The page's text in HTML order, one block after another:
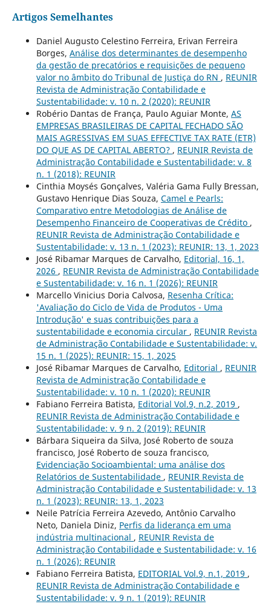
Artigos Semelhantes
Daniel Augusto Celestino Ferreira, Erivan Ferreira
Borges, Análise dos determinantes de desempenho
da gestão de precatórios e requisições de pequeno
valor no âmbito do Tribunal de Justiça do RN , REUNIR
Revista de Administração Contabilidade e
Sustentabilidade: v. 10 n. 2 (2020): REUNIR
Robério Dantas de França, Paulo Aguiar Monte, AS
EMPRESAS BRASILEIRAS DE CAPITAL FECHADO SÃO
MAIS AGRESSIVAS EM SUAS EFFECTIVE TAX RATE (ETR)
DO QUE AS DE CAPITAL ABERTO? , REUNIR Revista de
Administração Contabilidade e Sustentabilidade: v. 8
n. 1 (2018): REUNIR
Cinthia Moysés Gonçalves, Valéria Gama Fully Bressan,
Gustavo Henrique Dias Souza, Camel e Pearls:
Comparativo entre Metodologias de Análise de
Desempenho Financeiro de Cooperativas de Crédito ,
REUNIR Revista de Administração Contabilidade e
Sustentabilidade: v. 13 n. 1 (2023): REUNIR: 13, 1, 2023
José Ribamar Marques de Carvalho, Editorial, 16, 1,
2026 , REUNIR Revista de Administração Contabilidade
e Sustentabilidade: v. 16 n. 1 (2026): REUNIR
Marcello Vinicius Doria Calvosa, Resenha Crítica:
'Avaliação do Ciclo de Vida de Produtos - Uma
Introdução' e suas contribuições para a
sustentabilidade e economia circular , REUNIR Revista
de Administração Contabilidade e Sustentabilidade: v.
15 n. 1 (2025): REUNIR: 15, 1, 2025
José Ribamar Marques de Carvalho, Editorial , REUNIR
Revista de Administração Contabilidade e
Sustentabilidade: v. 10 n. 1 (2020): REUNIR
Fabiano Ferreira Batista, Editorial Vol.9, n.2, 2019 ,
REUNIR Revista de Administração Contabilidade e
Sustentabilidade: v. 9 n. 2 (2019): REUNIR
Bárbara Siqueira da Silva, José Roberto de souza
francisco, José Roberto de souza francisco,
Evidenciação Socioambiental: uma análise dos
Relatórios de Sustentabilidade , REUNIR Revista de
Administração Contabilidade e Sustentabilidade: v. 13
n. 1 (2023): REUNIR: 13, 1, 2023
Neile Patrícia Ferreira Azevedo, Antônio Carvalho
Neto, Daniela Diniz, Perfis da liderança em uma
indústria multinacional , REUNIR Revista de
Administração Contabilidade e Sustentabilidade: v. 16
n. 1 (2026): REUNIR
Fabiano Ferreira Batista, EDITORIAL Vol.9, n.1, 2019 ,
REUNIR Revista de Administração Contabilidade e
Sustentabilidade: v. 9 n. 1 (2019): REUNIR